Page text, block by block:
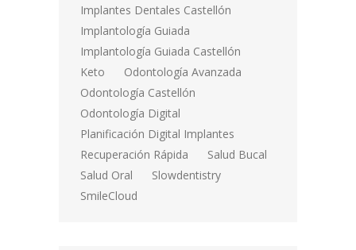
Implantes Dentales Castellón
Implantología Guiada
Implantología Guiada Castellón
Keto
Odontología Avanzada
Odontología Castellón
Odontología Digital
Planificación Digital Implantes
Recuperación Rápida
Salud Bucal
Salud Oral
Slowdentistry
SmileCloud